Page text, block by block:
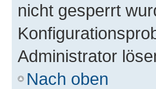
nicht gesperrt
Administrator
Nach oben